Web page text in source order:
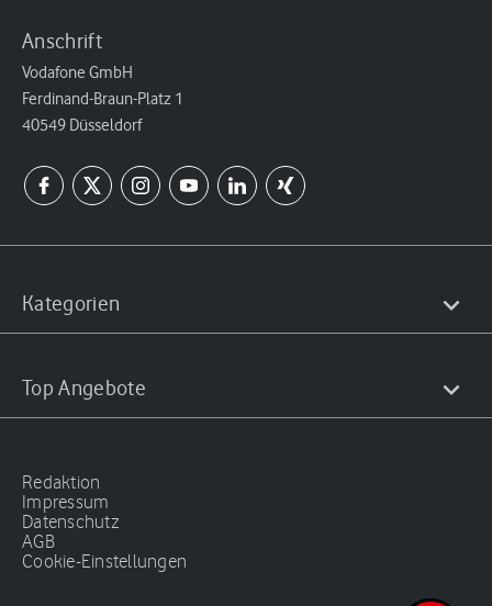
Anschrift
Vodafone GmbH
Ferdinand-Braun-Platz 1
40549 Düsseldorf
Kategorien
Top Angebote
Redaktion
Impressum
Datenschutz
AGB
Cookie-Einstellungen